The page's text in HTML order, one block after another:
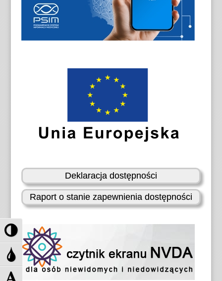
P
r
z
e
ł
P
r
z
Z
Deklaracja dostępności
Raport o stanie zapewnienia dostępności